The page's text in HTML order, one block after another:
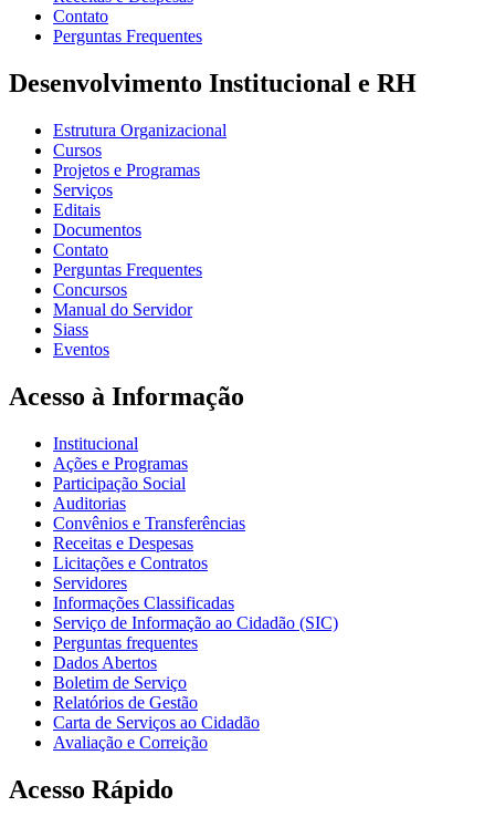
Contato
Perguntas Frequentes
Desenvolvimento Institucional e RH
Estrutura Organizacional
Cursos
Projetos e Programas
Serviços
Editais
Documentos
Contato
Perguntas Frequentes
Concursos
Manual do Servidor
Siass
Eventos
Acesso à Informação
Institucional
Ações e Programas
Participação Social
Auditorias
Convênios e Transferências
Receitas e Despesas
Licitações e Contratos
Servidores
Informações Classificadas
Serviço de Informação ao Cidadão (SIC)
Perguntas frequentes
Dados Abertos
Boletim de Serviço
Relatórios de Gestão
Carta de Serviços ao Cidadão
Avaliação e Correição
Acesso Rápido